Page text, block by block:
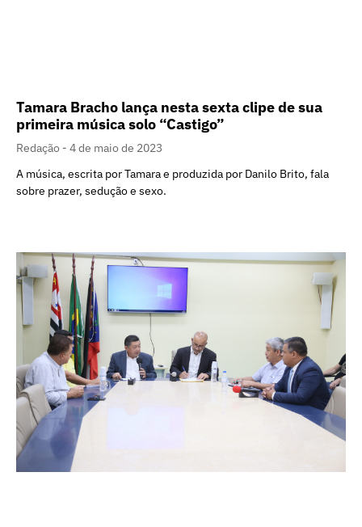
Tamara Bracho lança nesta sexta clipe de sua
primeira música solo “Castigo”
Redação
4 de maio de 2023
A música, escrita por Tamara e produzida por Danilo Brito, fala
sobre prazer, sedução e sexo.